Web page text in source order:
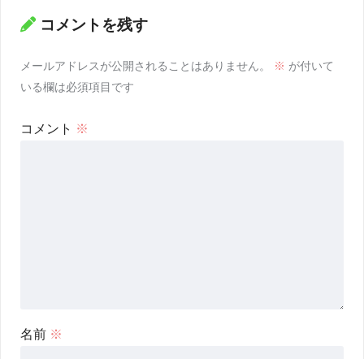
コメントを残す
メールアドレスが公開されることはありません。 ※ が付いて
いる欄は必須項目です
コメント ※
名前 ※